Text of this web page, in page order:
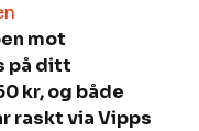
mot
på ditt
kr, og både
raskt via Vipps